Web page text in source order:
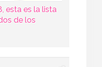
esta es la lista
de los